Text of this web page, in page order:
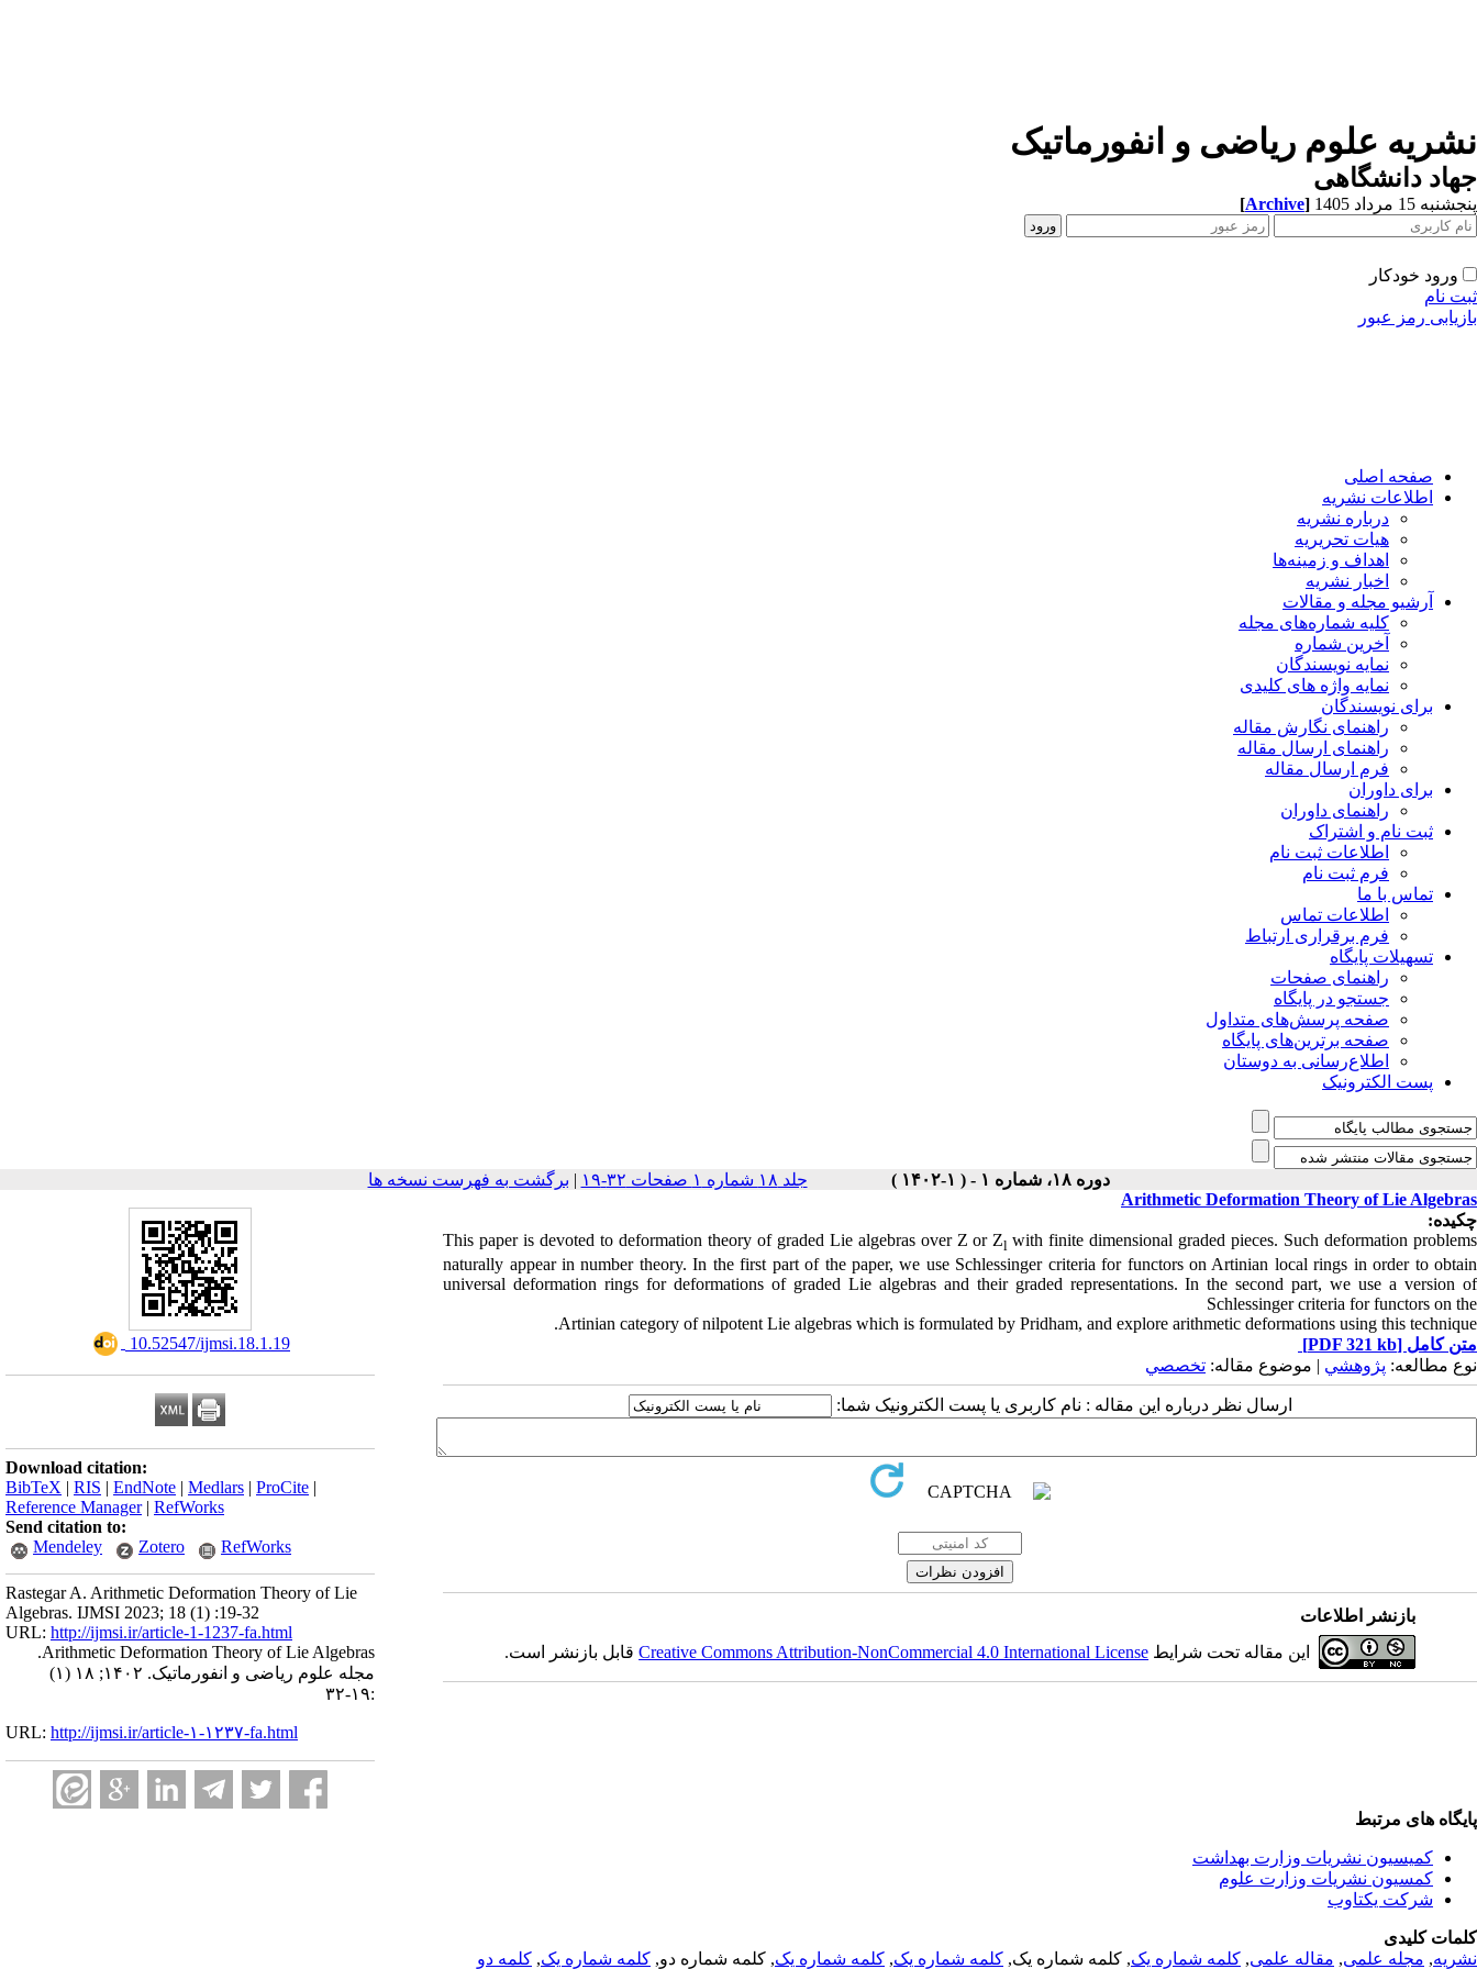
نشریه علوم ریاضی و انفورماتیک
جهاد دانشگاهی
پنجشنبه 15 مرداد 1405 [Archive]
ورود خودکار
ثبت نام
بازیابی رمز عبور
صفحه اصلی
اطلاعات نشریه
درباره نشریه
هیات تحریریه
اهداف و زمینه‌ها
اخبار نشریه
آرشیو مجله و مقالات
کلیه شماره‌های مجله
آخرین شماره
نمایه نویسندگان
نمایه واژه های کلیدی
برای نویسندگان
راهنمای نگارش مقاله
راهنمای ارسال مقاله
فرم ارسال مقاله
برای داوران
راهنمای داوران
ثبت نام و اشتراک
اطلاعات ثبت نام
فرم ثبت نام
تماس با ما
اطلاعات تماس
فرم برقراری ارتباط
تسهیلات پایگاه
راهنمای صفحات
جستجو در پایگاه
صفحه پرسش‌های متداول
صفحه برترین‌های پایگاه
اطلاع‌رسانی به دوستان
پست الکترونیک
دوره ۱۸، شماره ۱ - ( ۱-۱۴۰۲ ) جلد ۱۸ شماره ۱ صفحات ۳۲-۱۹ | برگشت به فهرست نسخه ها
‎ 10.52547/ijmsi.18.1.19
Download citation:
BibTeX | RIS | EndNote | Medlars | ProCite |
Reference Manager| RefWorks
Send citation to:
Mendeley
Zotero RefWorks
Rastegar A. Arithmetic Deformation Theory of Lie
Algebras. IJMSI 2023; 18 (1) :19-32
URL: http://ijmsi.ir/article-1-1237-fa.html
Arithmetic Deformation Theory of Lie Algebras.
مجله علوم ریاضی و انفورماتیک. ۱۴۰۲; ۱۸ (۱)
:۱۹-۳۲
URL: http://ijmsi.ir/article-۱-۱۲۳۷-fa.html
Arithmetic Deformation Theory of Lie Algebras
چکیده:
This paper is devoted to deformation theory of graded Lie algebras over Z or Zl with finite dimensional graded pieces. Such deformation problems
naturally appear in number theory. In the first part of the paper, we use Schlessinger criteria for functors on Artinian local rings in order to obtain
universal deformation rings for deformations of graded Lie algebras and their graded representations. In the second part, we use a version of
Schlessinger criteria for functors on the
Artinian category of nilpotent Lie algebras which is formulated by Pridham, and explore arithmetic deformations using this technique.
متن کامل [PDF 321 kb]
نوع مطالعه: پژوهشي | موضوع مقاله: تخصصي
ارسال نظر درباره این مقاله : نام کاربری یا پست الکترونیک شما:
بازنشر اطلاعات
این مقاله تحت شرایط Creative Commons Attribution-NonCommercial 4.0 International Licenseقابل بازنشر است.
پایگاه های مرتبط
کمیسیون نشریات وزارت بهداشت
کمسیون نشریات وزارت علوم
شرکت یکتاوب
کلمات کلیدی
نشریه, مجله علمی, مقاله علمی, کلمه شماره یک, کلمه شماره یک, کلمه شماره یک, کلمه شماره یک, کلمه شماره دو, کلمه شماره یک, کلمه دو